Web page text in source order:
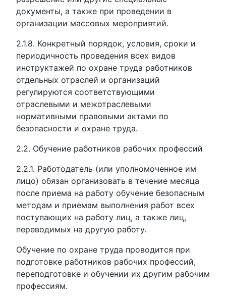
документы, а также при проведении в
организации массовых мероприятий.
2.1.8. Конкретный порядок, условия, сроки и
периодичность проведения всех видов
инструктажей по охране труда работников
отдельных отраслей и организаций
регулируются соответствующими
отраслевыми и межотраслевыми
нормативными правовыми актами по
безопасности и охране труда.
2.2. Обучение работников рабочих профессий
2.2.1. Работодатель (или уполномоченное им
лицо) обязан организовать в течение месяца
после приема на работу обучение безопасным
методам и приемам выполнения работ всех
поступающих на работу лиц, а также лиц,
переводимых на другую работу.
Обучение по охране труда проводится при
подготовке работников рабочих профессий,
переподготовке и обучении их другим рабочим
профессиям.